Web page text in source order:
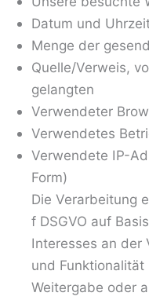
Datum und
Menge der
Quelle/Verweis,
gelangten
Verwendeter
Verwendetes
Verwendete IP-
Form)
Die Verarbeitung
f DSGVO auf
Interesses an der
und Funktionalität
Weitergabe oder